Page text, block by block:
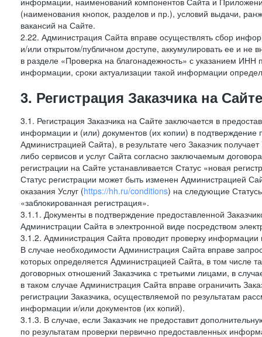
(наименования кнопок, разделов и пр.), условий выдачи,
вакансий на Сайте.
2.22. Администрация Сайта вправе осуществлять сбор
и/или открытом/публичном доступе, аккумулировать ее и не
в разделе «Проверка на благонадежность» с указанием
информации, сроки актуализации такой информации
3. Регистрация Заказчика на Сайте
3.1. Регистрация Заказчика на Сайте заключается в
информации и (или) документов (их копии) в
Администрацией Сайта), в результате чего Заказчик
либо сервисов и услуг Сайта согласно заключаемым
регистрации на Сайте устанавливается Статус «новая
Статус регистрации может быть изменен Администрацией
оказания Услуг (https://hh.ru/conditions) на следующие
«заблокированная регистрация».
3.1.1. Документы в подтверждение предоставленной
Администрации Сайта в электронной виде посредством
3.1.2. Администрация Сайта проводит проверку информации
В случае необходимости Администрация Сайта вправе
которых определяется Администрацией Сайта, в том числе
договорных отношений Заказчика с третьими лицами, в
в таком случае Администрация Сайта вправе ограничить
регистрации Заказчика, осуществляемой по результатам
информации и/или документов (их копий).
3.1.3. В случае, если Заказчик не предоставит
по результатам проверки первично предоставленных